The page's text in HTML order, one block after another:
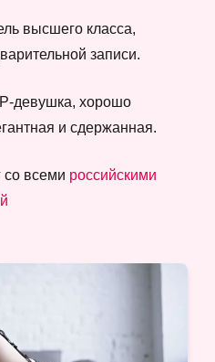
высшего класса,
записи.
девушка, хорошо
и сдержанная.
со всеми российскими